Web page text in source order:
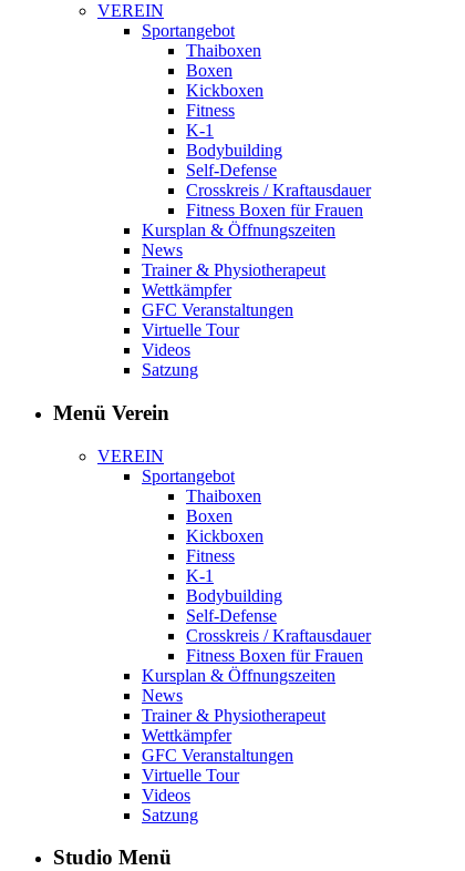
VEREIN
Sportangebot
Thaiboxen
Boxen
Kickboxen
Fitness
K-1
Bodybuilding
Self-Defense
Crosskreis / Kraftausdauer
Fitness Boxen für Frauen
Kursplan & Öffnungszeiten
News
Trainer & Physiotherapeut
Wettkämpfer
GFC Veranstaltungen
Virtuelle Tour
Videos
Satzung
Menü Verein
VEREIN
Sportangebot
Thaiboxen
Boxen
Kickboxen
Fitness
K-1
Bodybuilding
Self-Defense
Crosskreis / Kraftausdauer
Fitness Boxen für Frauen
Kursplan & Öffnungszeiten
News
Trainer & Physiotherapeut
Wettkämpfer
GFC Veranstaltungen
Virtuelle Tour
Videos
Satzung
Studio Menü